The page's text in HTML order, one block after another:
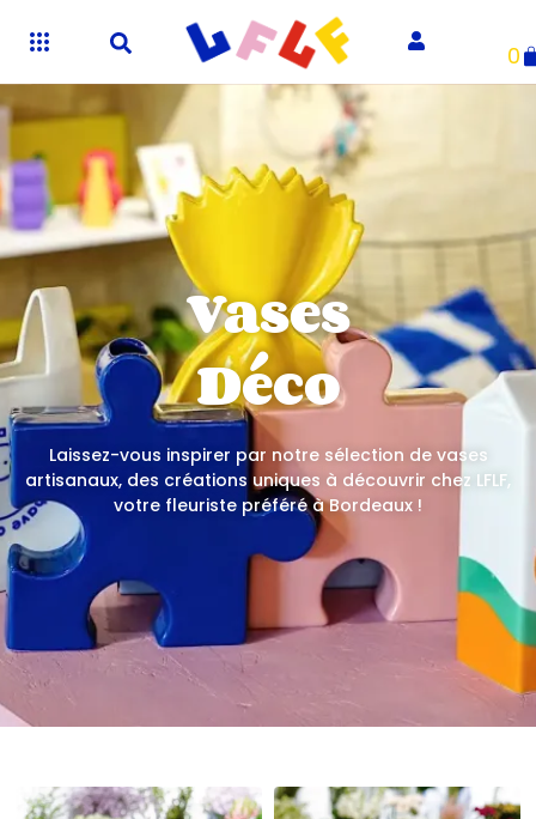
0
Vases
Déco
Laissez-vous inspirer par notre sélection de vases
artisanaux, des créations uniques à découvrir chez LFLF,
votre fleuriste préféré à Bordeaux !